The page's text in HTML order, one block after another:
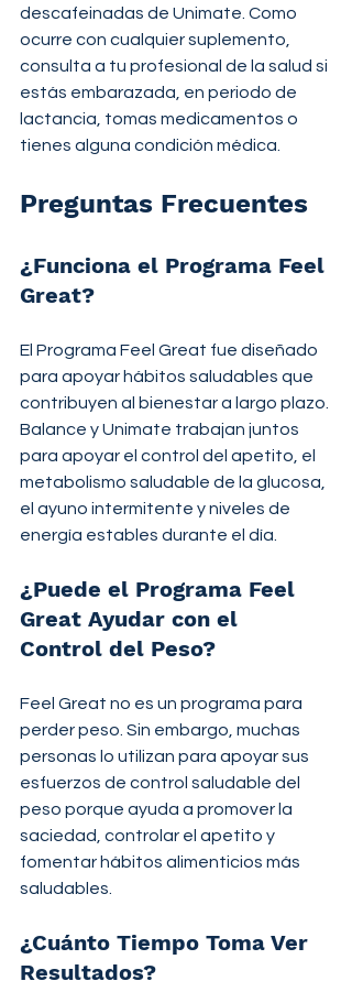
descafeinadas de Unimate. Como
ocurre con cualquier suplemento,
consulta a tu profesional de la salud si
estás embarazada, en periodo de
lactancia, tomas medicamentos o
tienes alguna condición médica.
Preguntas Frecuentes
¿Funciona el Programa Feel
Great?
El Programa Feel Great fue diseñado
para apoyar hábitos saludables que
contribuyen al bienestar a largo plazo.
Balance y Unimate trabajan juntos
para apoyar el control del apetito, el
metabolismo saludable de la glucosa,
el ayuno intermitente y niveles de
energía estables durante el día.
¿Puede el Programa Feel
Great Ayudar con el
Control del Peso?
Feel Great no es un programa para
perder peso. Sin embargo, muchas
personas lo utilizan para apoyar sus
esfuerzos de control saludable del
peso porque ayuda a promover la
saciedad, controlar el apetito y
fomentar hábitos alimenticios más
saludables.
¿Cuánto Tiempo Toma Ver
Resultados?